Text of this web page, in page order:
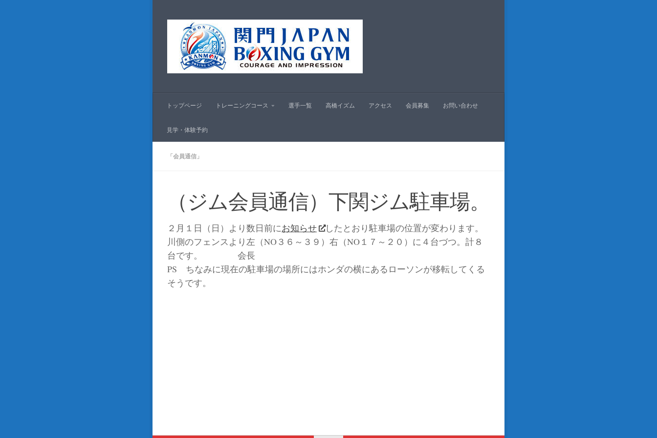
トップページ トレーニングコース 選手一覧 高橋イズム アクセス 会員募集 お問い合わせ
見学・体験予約
「会員通信」
（ジム会員通信）下関ジム駐車場。
２月１日（日）より数日前にお知らせ
したとおり駐車場の位置が変わります。
川側のフェンスより左（NO３６～３９）右（NO１７～２０）に４台づつ。計８
台です。 会長
PS ちなみに現在の駐車場の場所にはホンダの横にあるローソンが移転してくる
そうです。